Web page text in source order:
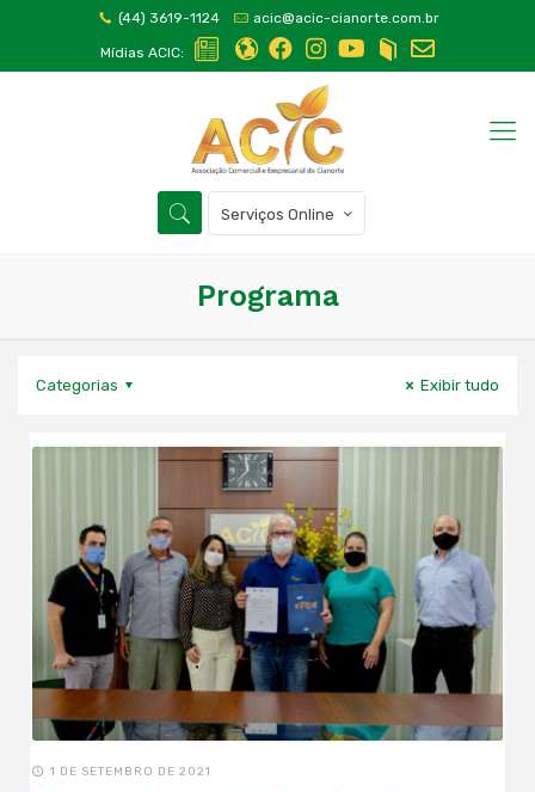
(44) 3619-1124 acic@acic-cianorte.com.br
Mídias ACIC:
Serviços Online
Programa
Categorias Exibir tudo
1 DE SETEMBRO DE 2021